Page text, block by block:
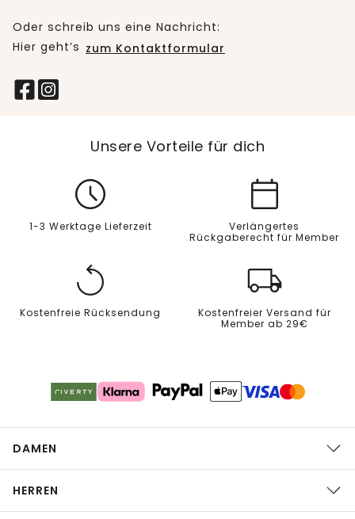
Oder schreib uns eine Nachricht:
Hier geht’s zum Kontaktformular
Unsere Vorteile für dich
1-3 Werktage Lieferzeit
Verlängertes
Rückgaberecht für Member
Kostenfreie Rücksendung
Kostenfreier Versand für
Member ab 29€
DAMEN
HERREN